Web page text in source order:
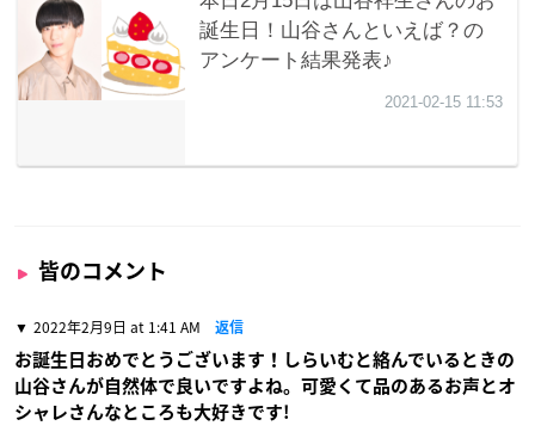
皆のコメント
2022年2月9日 at 1:41 AM 返信
お誕生日おめでとうございます！しらいむと絡んでいるときの
山谷さんが自然体で良いですよね。可愛くて品のあるお声とオ
シャレさんなところも大好きです!